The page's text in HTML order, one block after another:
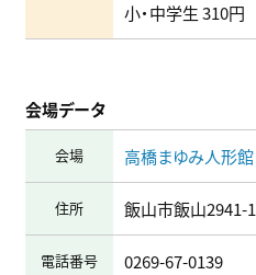
⼩・中学⽣ 310円
会場データ
会場 高橋まゆみ人形館
住所 飯山市飯山2941-1
電話番号 0269-67-0139